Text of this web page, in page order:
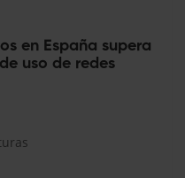
en España supera
uso de redes